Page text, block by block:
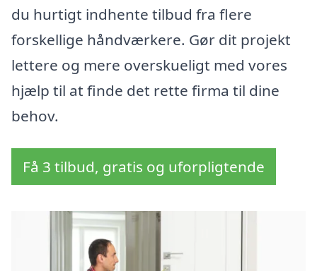
du hurtigt indhente tilbud fra flere
forskellige håndværkere. Gør dit projekt
lettere og mere overskueligt med vores
hjælp til at finde det rette firma til dine
behov.
Få 3 tilbud, gratis og uforpligtende